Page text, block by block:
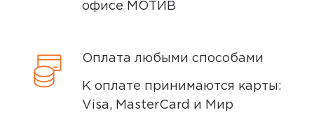
офисе МОТИВ
Оплата любыми способами
К оплате принимаются карты:
Visa, MasterCard и Мир